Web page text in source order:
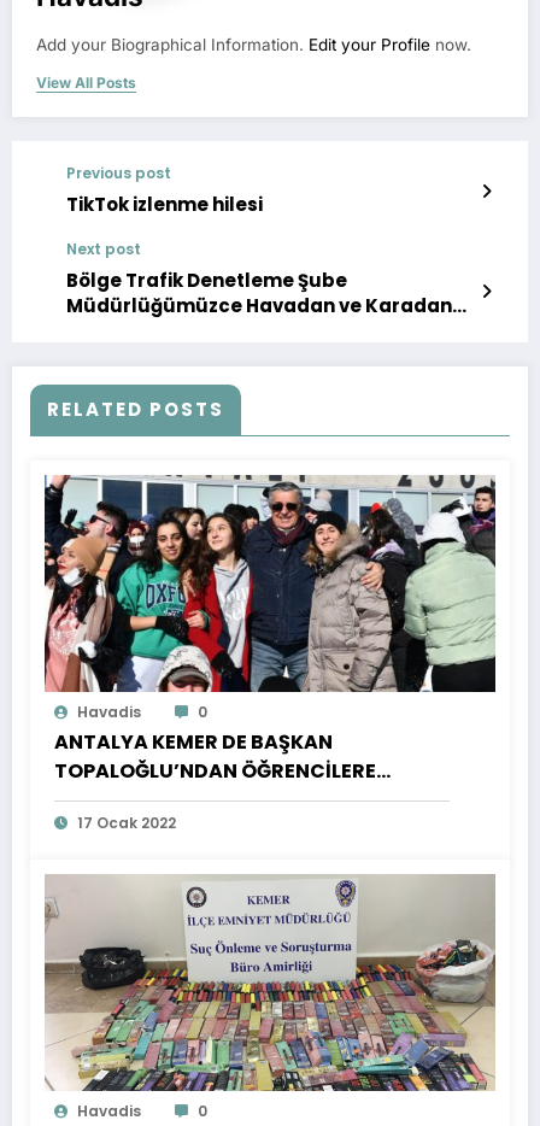
Add your Biographical Information. Edit your Profile now.
View All Posts
Previous post
TikTok izlenme hilesi
Next post
Bölge Trafik Denetleme Şube
Müdürlüğümüzce Havadan ve Karadan
RELATED POSTS
Havadis 0
ANTALYA KEMER DE BAŞKAN
TOPALOĞLU’NDAN ÖĞRENCİLERE
ZİRVEDE MOTİVASYON ETKİNLİĞİ
17 Ocak 2022
Havadis 0